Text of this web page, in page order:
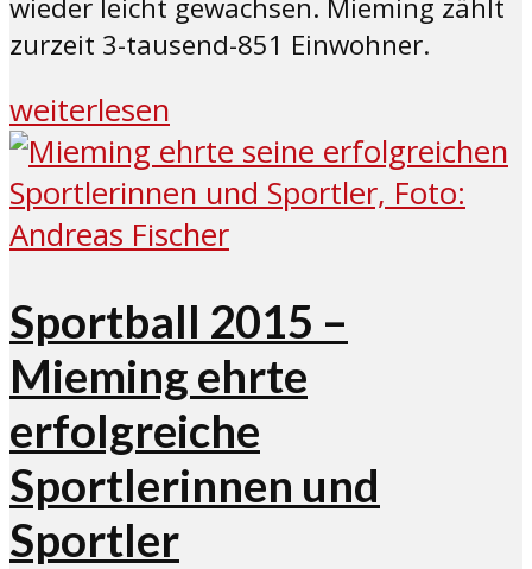
wieder leicht gewachsen. Mieming zählt
zurzeit 3-tausend-851 Einwohner.
weiterlesen
Sportball 2015 –
Mieming ehrte
erfolgreiche
Sportlerinnen und
Sportler